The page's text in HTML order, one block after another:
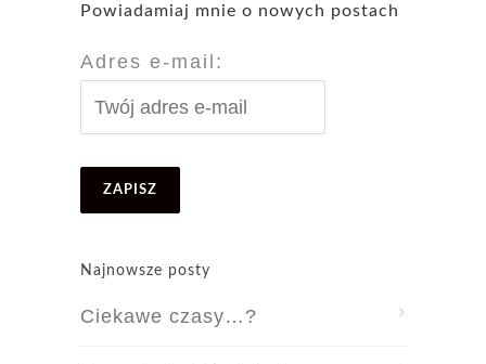
Powiadamiaj mnie o nowych postach
Adres e-mail:
Najnowsze posty
Ciekawe czasy…?